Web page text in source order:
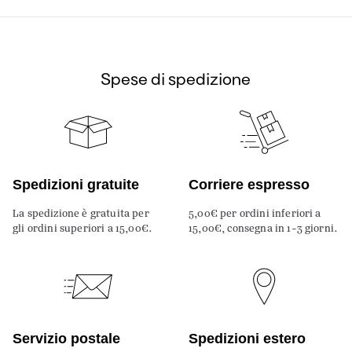
Spese di spedizione
Spedizioni gratuite
La spedizione è gratuita per
gli ordini superiori a 15,00€.
Corriere espresso
5,00€ per ordini inferiori a
15,00€, consegna in 1-3 giorni.
Servizio postale Spedizioni estero